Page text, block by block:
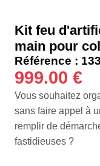
Kit feu
main pour
Référence :
999.00 €
Vous souhaitez
sans faire appel à
remplir de
fastidieuses ?